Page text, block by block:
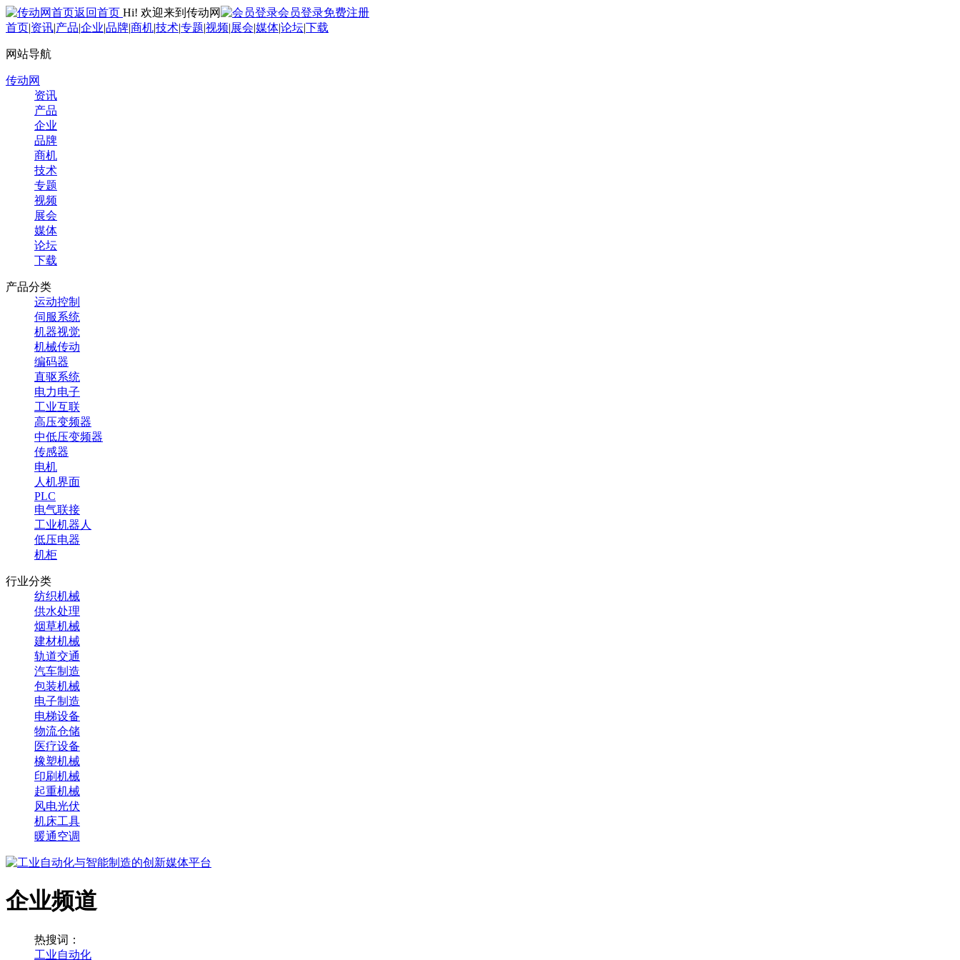
返回首页 Hi! 欢迎来到传动网 会员登录免费注册
首页|资讯|产品|企业|品牌|商机|技术|专题|视频|展会|媒体|论坛|下载
网站导航
传动网
资讯
产品
企业
品牌
商机
技术
专题
视频
展会
媒体
论坛
下载
产品分类
运动控制
伺服系统
机器视觉
机械传动
编码器
直驱系统
电力电子
工业互联
高压变频器
中低压变频器
传感器
电机
人机界面
PLC
电气联接
工业机器人
低压电器
机柜
行业分类
纺织机械
供水处理
烟草机械
建材机械
轨道交通
汽车制造
包装机械
电子制造
电梯设备
物流仓储
医疗设备
橡塑机械
印刷机械
起重机械
风电光伏
机床工具
暖通空调
企业频道
热搜词：
工业自动化